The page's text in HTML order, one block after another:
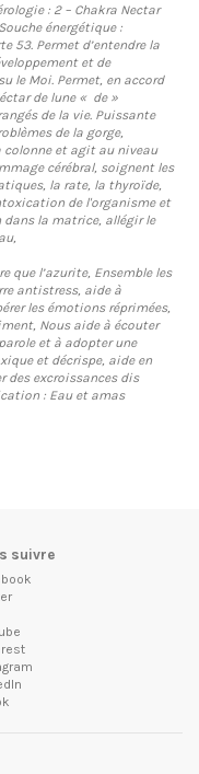
: 2 – Chakra Nectar
énergétique :
53. Permet d’entendre la
et de
le Moi. Permet, en accord
de lune « de »
de la vie. Puissante
de la gorge,
et agit au niveau
cérébral, soignent les
la rate, la thyroïde,
de l'organisme et
dans la matrice, allégir le
que l’azurite, Ensemble les
antistress, aide à
les émotions réprimées,
Nous aide à écouter
et à adopter une
et décrispe, aide en
des excroissances dis
: Eau et amas
suivre